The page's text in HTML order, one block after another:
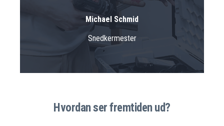
Michael Schmid
Snedkermester
Hvordan ser fremtiden ud?